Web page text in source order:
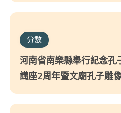
分數
河南省南樂縣舉行紀念
講座2周年暨文廟孔子雕